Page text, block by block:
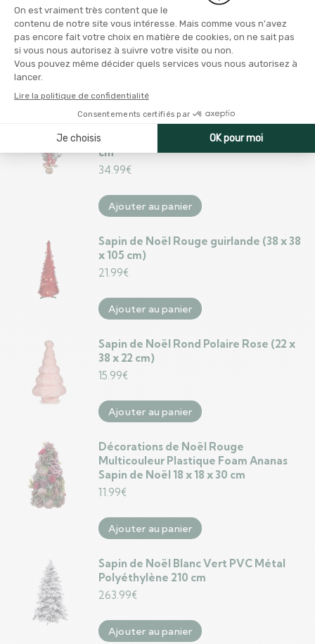
Sapin de Noël DKD Home Decor Blanc
Rouge Vert PVC 76 x 12 x 80 cm (3
Unités)
74.99€
Ajouter au panier
Sapin de Noël DKD Home Decor
Rouge Vert Naturel PVC 35 x 35 x 70
cm
34.99€
Ajouter au panier
Sapin de Noël Rouge guirlande (38 x 38
x 105 cm)
21.99€
Ajouter au panier
Sapin de Noël Rond Polaire Rose (22 x
38 x 22 cm)
15.99€
Ajouter au panier
Décorations de Noël Rouge
Multicouleur Plastique Foam Ananas
Sapin de Noël 18 x 18 x 30 cm
11.99€
Ajouter au panier
Sapin de Noël Blanc Vert PVC Métal
Polyéthylène 210 cm
263.99€
Ajouter au panier